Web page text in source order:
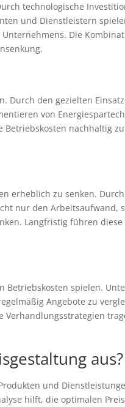
technologische
und Dienstleistern
Die
Durch den gezielten
von
nachhaltig
erheblich zu senken.
nur den
Langfristig führen
spielen.
Angebote zu
Verhandlungsstrategien
aus?
und
hilft, die optimalen